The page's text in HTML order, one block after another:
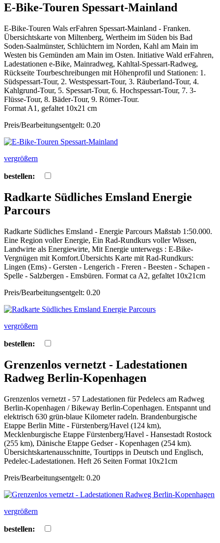
E-Bike-Touren Spessart-Mainland
E-Bike-Touren Wals erFahren Spessart-Mainland - Franken.
Übersichtskarte von Miltenberg, Wertheim im Süden bis Bad
Soden-Saalmünster, Schlüchtern im Norden, Kahl am Main im
Westen bis Gemünden am Main im Osten. Initiative Wald erFahren,
Ladestationen e-Bike, Mainradweg, Kahltal-Spessart-Radweg,
Rückseite Tourbeschreibungen mit Höhenprofil und Stationen: 1.
Südspessart-Tour, 2. Westspessart-Tour, 3. Räuberland-Tour, 4.
Kahlgrund-Tour, 5. Spessart-Tour, 6. Hochspessart-Tour, 7. 3-
Flüsse-Tour, 8. Bäder-Tour, 9. Römer-Tour.
Format A1, gefaltet 10x21 cm
Preis/Bearbeitungsentgelt: 0.20
vergrößern
bestellen:
Radkarte Südliches Emsland Energie
Parcours
Radkarte Südliches Emsland - Energie Parcours Maßstab 1:50.000.
Eine Region voller Energie, Ein Rad-Rundkurs voller Wissen,
Landwirte als Energiewirte, Mit Energie unterwegs : E-Bike-
Vergnügen mit Komfort.Übersichts Karte mit Rad-Rundkurs:
Lingen (Ems) - Gersten - Lengerich - Freren - Beesten - Schapen -
Spelle - Salzbergen - Emsbüren. Format ca A2, gefaltet 10x21cm
Preis/Bearbeitungsentgelt: 0.20
vergrößern
bestellen:
Grenzenlos vernetzt - Ladestationen
Radweg Berlin-Kopenhagen
Grenzenlos vernetzt - 57 Ladestationen für Pedelecs am Radweg
Berlin-Kopenhagen / Bikeway Berlin-Copenhagen. Entspannt und
elektrisch 630 grün-blaue Kilometer radeln. Brandenburgische
Etappe Berlin Mitte - Fürstenberg/Havel (124 km),
Mecklenburgische Etappe Fürstenberg/Havel - Hansestadt Rostock
(255 km), Dänische Etappe Gedser - Kopenhagen (254 km).
Übersichtskartenausschnitte, Tourtipps in Deutsch und Englisch,
Pedelec-Ladestationen. Heft 26 Seiten Format 10x21cm
Preis/Bearbeitungsentgelt: 0.20
vergrößern
bestellen: